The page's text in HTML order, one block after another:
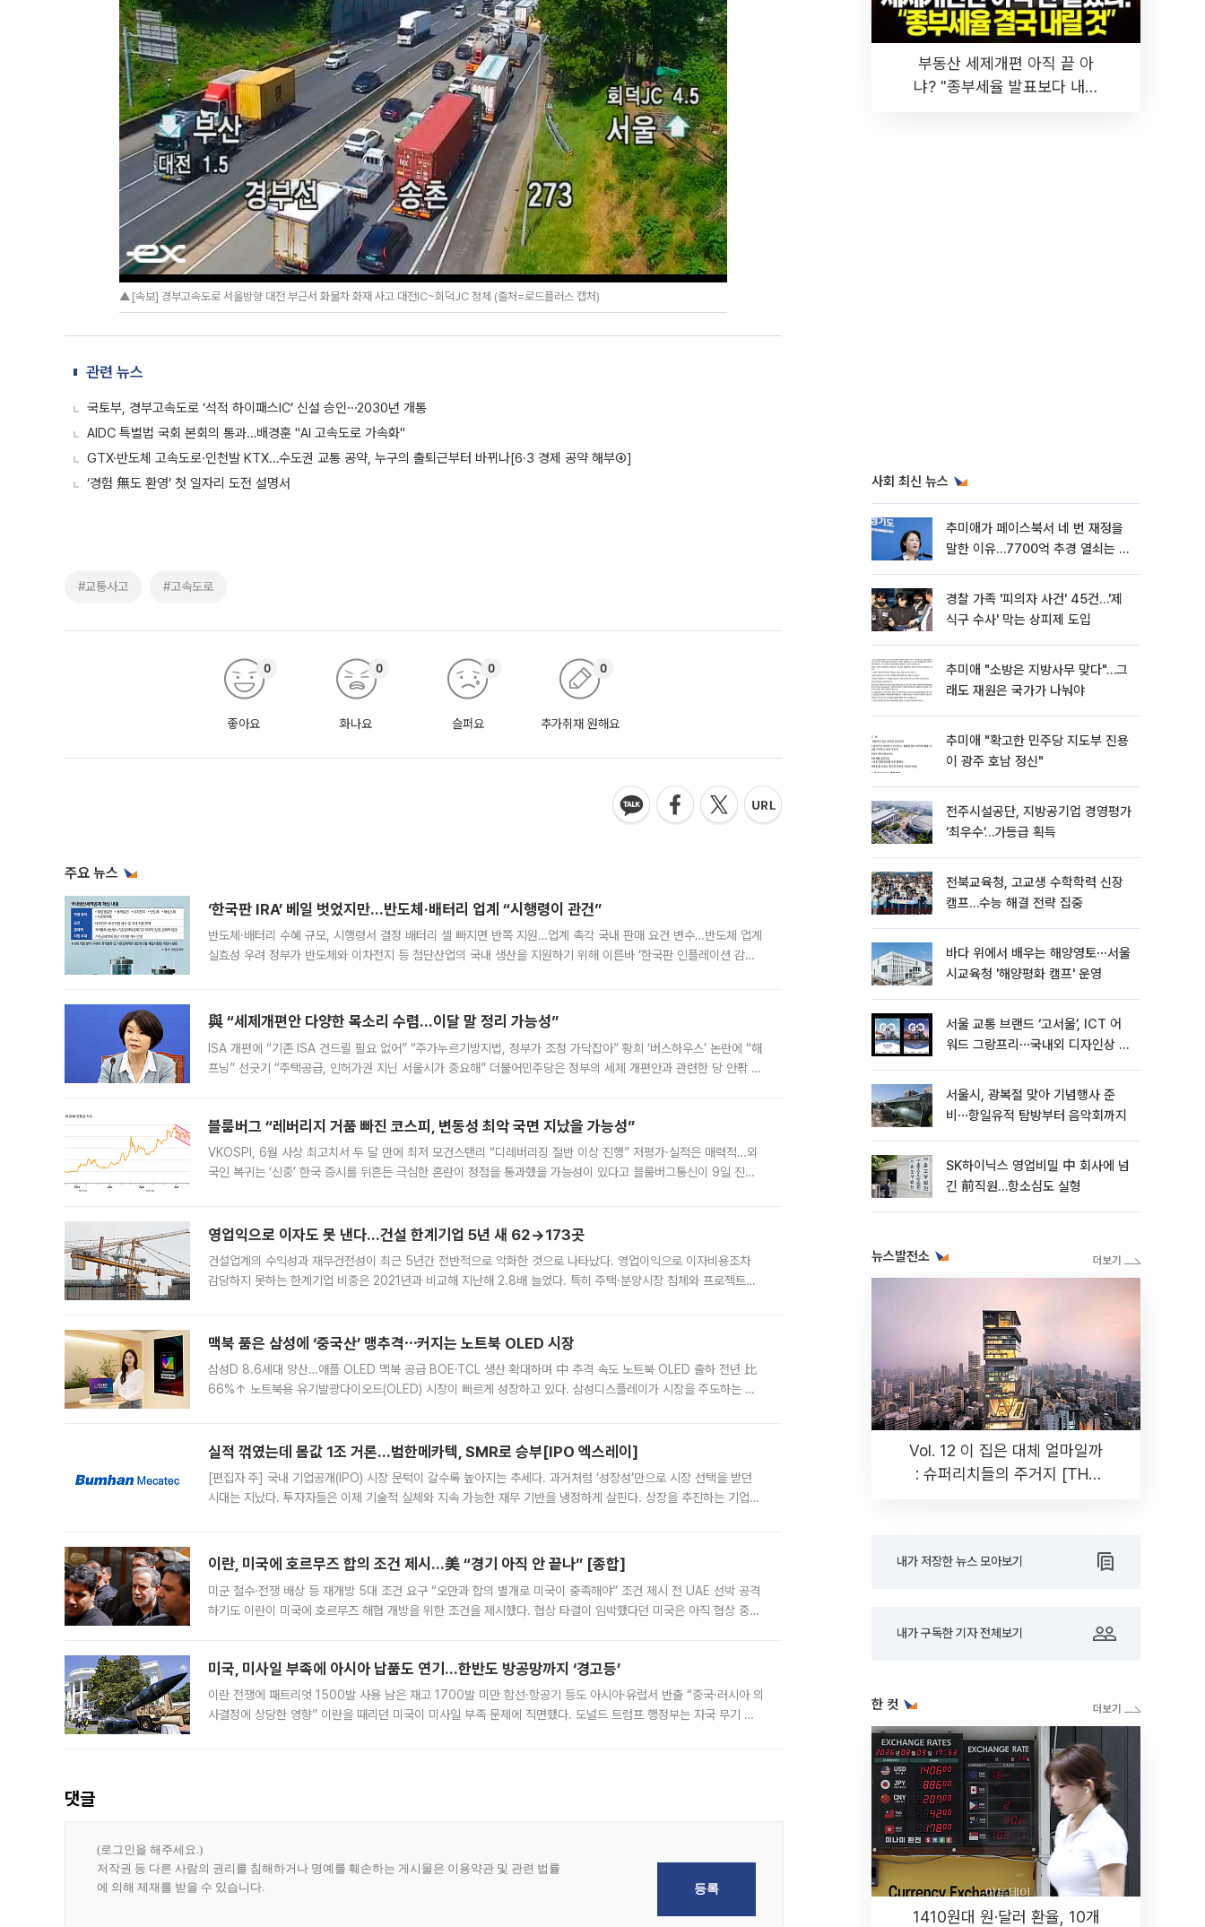
▲[속보] 경부고속도로 서울방향 대전 부근서 화물차 화재 사고 대전IC~회덕JC 정체 (출처=로드플러스 캡처)
관련 뉴스
국토부, 경부고속도로 ‘석적 하이패스IC’ 신설 승인⋯2030년 개통
AIDC 특별법 국회 본회의 통과…배경훈 "AI 고속도로 가속화"
GTX·반도체 고속도로·인천발 KTX…수도권 교통 공약, 누구의 출퇴근부터 바뀌나[6·3 경제 공약 해부④]
‘경험 無도 환영’ 첫 일자리 도전 설명서
#교통사고 #고속도로
좋아요
0
화나요
0
슬퍼요
0
추가취재 원해요
0
주요 뉴스
‘한국판 IRA’ 베일 벗었지만…반도체·배터리 업계 “시행령이 관건”
반도체·배터리 수혜 규모, 시행령서 결정 배터리 셀 빠지면 반쪽 지원…업계 촉각 국내 판매 요건 변수…반도체 업계
실효성 우려 정부가 반도체와 이차전지 등 첨단산업의 국내 생산을 지원하기 위해 이른바 ‘한국판 인플레이션 감축
與 “세제개편안 다양한 목소리 수렴…이달 말 정리 가능성”
ISA 개편에 “기존 ISA 건드릴 필요 없어” “주가누르기방지법, 정부가 조정 가닥잡아” 황희 ‘버스하우스’ 논란에 “해
프닝” 선긋기 “주택공급, 인허가권 지닌 서울시가 중요해” 더불어민주당은 정부의 세제 개편안과 관련한 당 안팎 의
블룸버그 “레버리지 거품 빠진 코스피, 변동성 최악 국면 지났을 가능성”
VKOSPI, 6월 사상 최고치서 두 달 만에 최저 모건스탠리 “디레버리징 절반 이상 진행” 저평가·실적은 매력적…외
국인 복귀는 ‘신중’ 한국 증시를 뒤흔든 극심한 혼란이 정점을 통과했을 가능성이 있다고 블룸버그통신이 9일 진단
영업익으로 이자도 못 낸다…건설 한계기업 5년 새 62→173곳
건설업계의 수익성과 재무건전성이 최근 5년간 전반적으로 악화한 것으로 나타났다. 영업이익으로 이자비용조차
감당하지 못하는 한계기업 비중은 2021년과 비교해 지난해 2.8배 늘었다. 특히 주택·분양시장 침체와 프로젝트파
맥북 품은 삼성에 ‘중국산’ 맹추격⋯커지는 노트북 OLED 시장
삼성D 8.6세대 양산…애플 OLED 맥북 공급 BOE·TCL 생산 확대하며 中 추격 속도 노트북 OLED 출하 전년 比
66%↑ 노트북용 유기발광다이오드(OLED) 시장이 빠르게 성장하고 있다. 삼성디스플레이가 시장을 주도하는 가
실적 꺾였는데 몸값 1조 거론…범한메카텍, SMR로 승부[IPO 엑스레이]
[편집자 주] 국내 기업공개(IPO) 시장 문턱이 갈수록 높아지는 추세다. 과거처럼 ‘성장성’만으로 시장 선택을 받던
시대는 지났다. 투자자들은 이제 기술적 실체와 지속 가능한 재무 기반을 냉정하게 살핀다. 상장을 추진하는 기업들
이란, 미국에 호르무즈 합의 조건 제시…美 “경기 아직 안 끝나” [종합]
미군 철수·전쟁 배상 등 재개방 5대 조건 요구 “오만과 합의 별개로 미국이 충족해야” 조건 제시 전 UAE 선박 공격
하기도 이란이 미국에 호르무즈 해협 개방을 위한 조건을 제시했다. 협상 타결이 임박했다던 미국은 아직 협상 중이
미국, 미사일 부족에 아시아 납품도 연기…한반도 방공망까지 ‘경고등’
이란 전쟁에 패트리엇 1500발 사용 남은 재고 1700발 미만 함선·항공기 등도 아시아·유럽서 반출 “중국·러시아 의
사결정에 상당한 영향” 이란을 때리던 미국이 미사일 부족 문제에 직면했다. 도널드 트럼프 행정부는 자국 무기 공
댓글
부동산 세제개편 아직 끝 아
냐? "종부세율 발표보다 내릴
사회 최신 뉴스
추미애가 페이스북서 네 번 재정을
말한 이유…7700억 추경 열쇠는 도
경찰 가족 '피의자 사건' 45건…'제
식구 수사' 막는 상피제 도입
추미애 "소방은 지방사무 맞다"…그
래도 재원은 국가가 나눠야
추미애 "확고한 민주당 지도부 진용
이 광주 호남 정신"
전주시설공단, 지방공기업 경영평가
‘최우수’…가등급 획득
전북교육청, 고교생 수학학력 신장
캠프…수능 해결 전략 집중
바다 위에서 배우는 해양영토⋯서울
시교육청 '해양평화 캠프' 운영
서울 교통 브랜드 ‘고서울’, ICT 어
워드 그랑프리⋯국내외 디자인상 4
서울시, 광복절 맞아 기념행사 준
비⋯항일유적 탐방부터 음악회까지
SK하이닉스 영업비밀 中 회사에 넘
긴 前직원…항소심도 실형
뉴스발전소
Vol. 12 이 집은 대체 얼마일까
: 슈퍼리치들의 주거지 [THE
내가 저장한 뉴스 모아보기
내가 구독한 기자 전체보기
한 컷
1410원대 원·달러 환율, 10개